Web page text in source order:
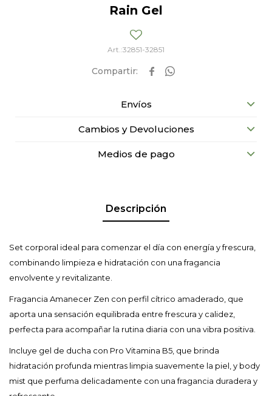
Rain Gel
32851-32851
 
Envíos
Cambios y Devoluciones
Medios de pago
Descripción
Set corporal ideal para comenzar el día con energía y frescura,
combinando limpieza e hidratación con una fragancia
envolvente y revitalizante.
Fragancia Amanecer Zen con perfil cítrico amaderado, que
aporta una sensación equilibrada entre frescura y calidez,
perfecta para acompañar la rutina diaria con una vibra positiva.
Incluye gel de ducha con Pro Vitamina B5, que brinda
hidratación profunda mientras limpia suavemente la piel, y body
mist que perfuma delicadamente con una fragancia duradera y